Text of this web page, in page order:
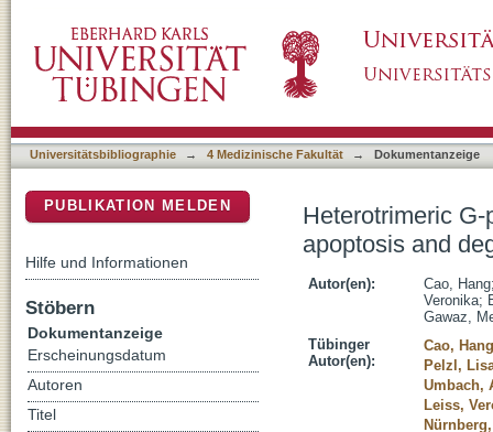
in murine platelets
Universitätsbibliographie → 4 Medizinische Fakultät → Dokumentanzeige
Heterotrimeric
apoptosis and
Autor(en): Cao, Hang
Veronika;
Gawaz,
Tübinger
Autor(en):
Cao, Hang
Pelzl,
Umbach,
Leiss,
PUBLIKATION MELDEN
Hilfe und Informationen
Stöbern
Dokumentanzeige
Erscheinungsdatum
Autoren
Titel